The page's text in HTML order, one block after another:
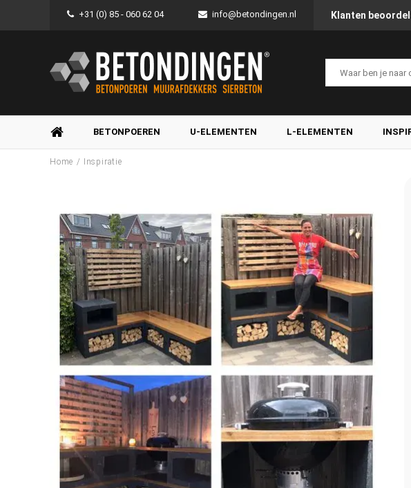
+31 (0) 85 - 060 62 04 info@betondingen.nl Klanten
BETONPOEREN U-ELEMENTEN L-ELEMENTEN
Home / Inspiratie